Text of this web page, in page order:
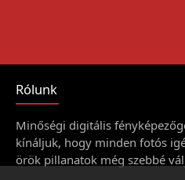
Rólunk
Minőségi digitális
kínáljuk, hogy minden fotós
örök pillanatok még szebbé